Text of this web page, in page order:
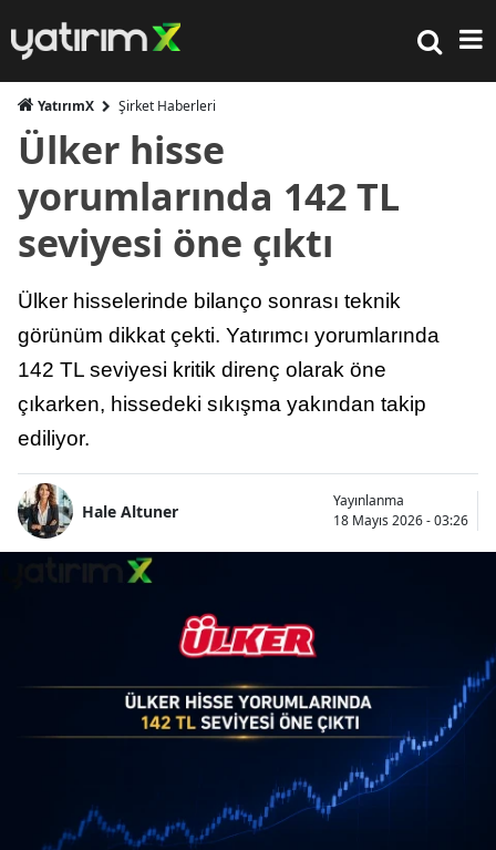
YatırımX Şirket Haberleri
Ülker hisse
yorumlarında 142 TL
seviyesi öne çıktı
Ülker hisselerinde bilanço sonrası teknik
görünüm dikkat çekti. Yatırımcı yorumlarında
142 TL seviyesi kritik direnç olarak öne
çıkarken, hissedeki sıkışma yakından takip
ediliyor.
Hale Altuner
Yayınlanma
18 Mayıs 2026 - 03:26